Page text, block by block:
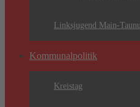
Linksjugend Main-
Kommunalpolitik
Kreistag